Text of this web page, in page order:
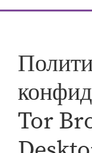
Tor